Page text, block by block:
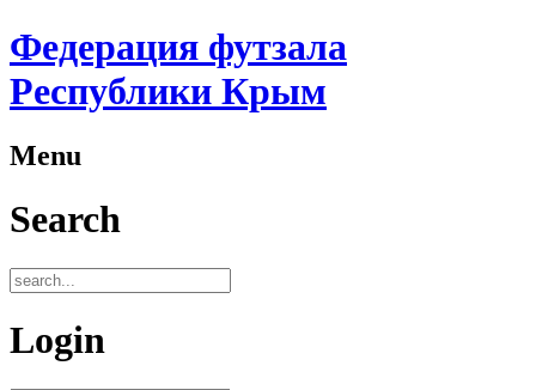
Федерация футзала
Республики Крым
Menu
Search
Login